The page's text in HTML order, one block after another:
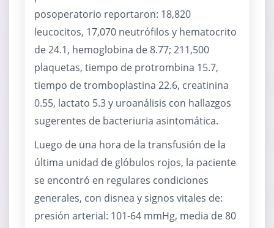
posoperatorio reportaron: 18,820
leucocitos, 17,070 neutrófilos y hematocrito
de 24.1, hemoglobina de 8.77; 211,500
plaquetas, tiempo de protrombina 15.7,
tiempo de tromboplastina 22.6, creatinina
0.55, lactato 5.3 y uroanálisis con hallazgos
sugerentes de bacteriuria asintomática.
Luego de una hora de la transfusión de la
última unidad de glóbulos rojos, la paciente
se encontró en regulares condiciones
generales, con disnea y signos vitales de:
presión arterial: 101-64 mmHg, media de 80